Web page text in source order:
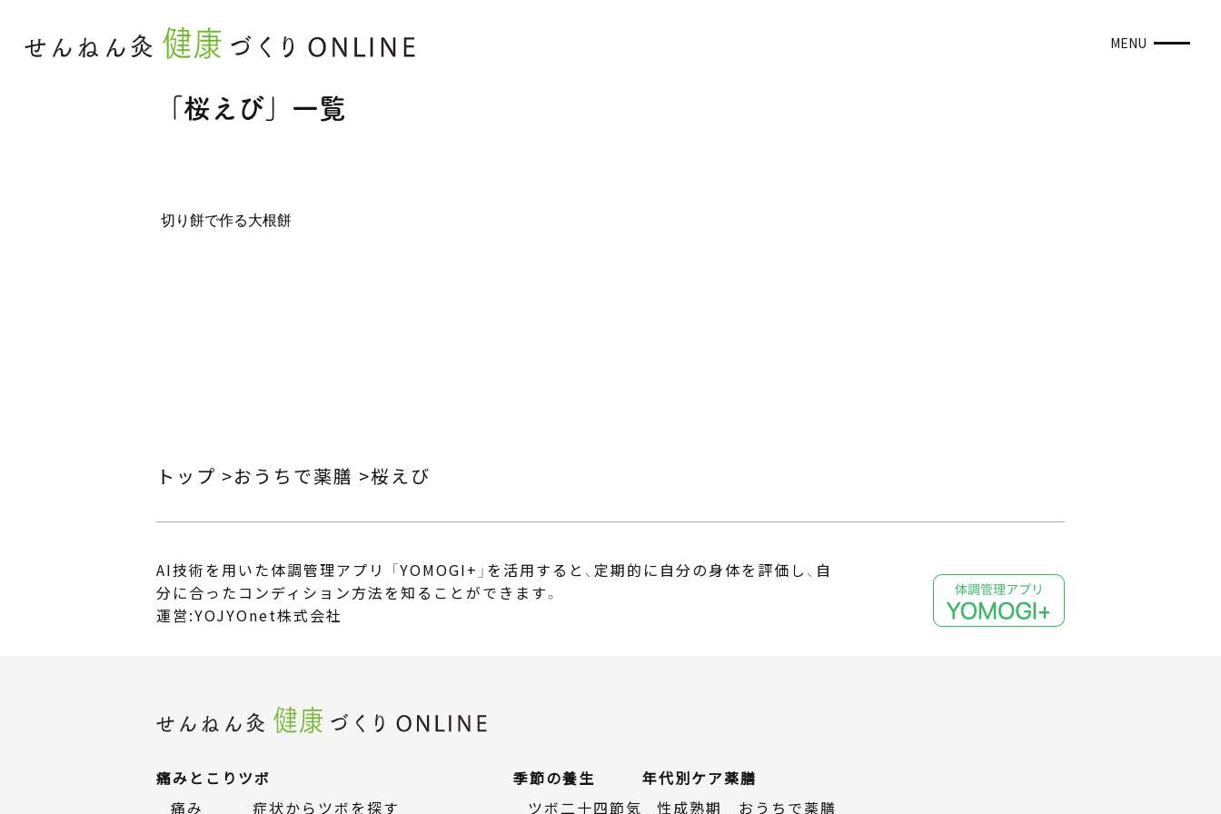
「桜えび」一覧
切り餅で作る大根餅
トップ おうちで薬膳 桜えび
AI技術を用いた体調管理アプリ 「YOMOGI+」 を活用すると、定期的に自分の身体を評価し、自
分に合ったコンディション方法を知ることができます。
運営:YOJYOnet株式会社
痛みとこり
痛み
ツボ
症状からツボを探す
季節の養生
ツボ二十四節気
年代別ケア
性成熟期
薬膳
おうちで薬膳